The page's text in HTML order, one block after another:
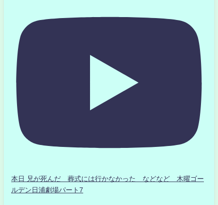
本日 兄が死んだ 葬式には行かなかった などなど 木曜ゴー
ルデン日浦劇場パート7